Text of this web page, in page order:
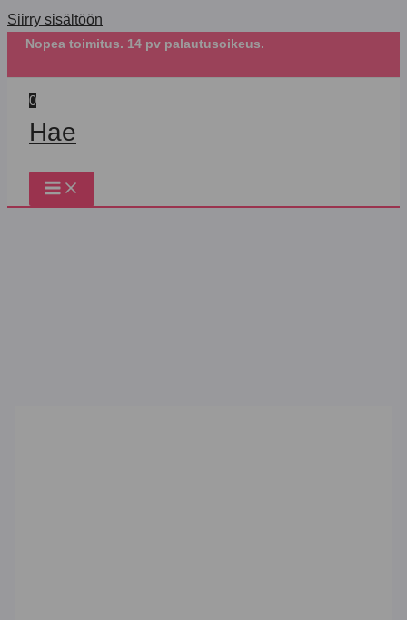
Siirry sisältöön
Nopea toimitus. 14 pv palautusoikeus.
0
Hae